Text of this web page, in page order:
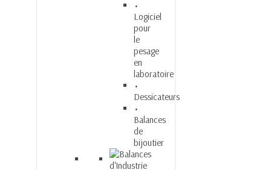
Logiciel
pour
le
pesage
en
laboratoire
Dessicateurs
Balances
de
bijoutier